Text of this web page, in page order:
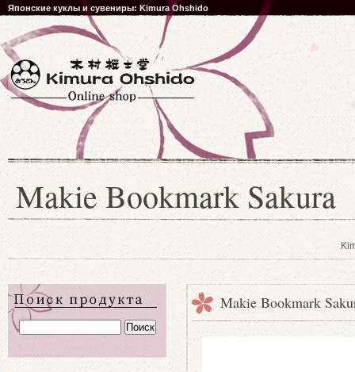
Японские куклы и сувениры: Kimura Ohshido
Makie Bookmark Sakura
Makie Bookmark